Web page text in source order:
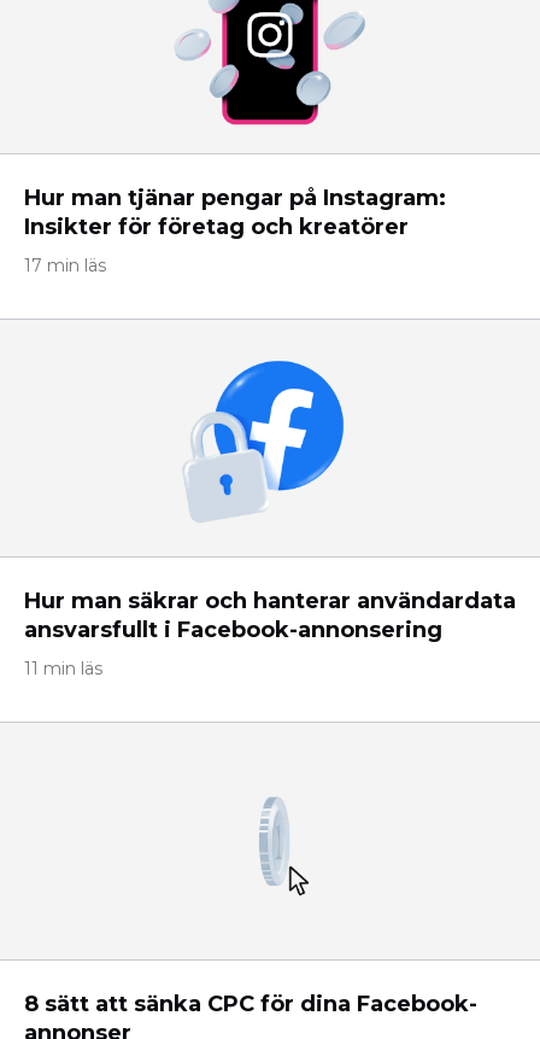
Hur man tjänar pengar på Instagram:
Insikter för företag och kreatörer
17 min läs
Hur man säkrar och hanterar användardata
ansvarsfullt i Facebook-annonsering
11 min läs
8 sätt att sänka CPC för dina Facebook-
annonser